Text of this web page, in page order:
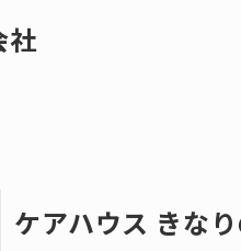
社
ケアハウス きな